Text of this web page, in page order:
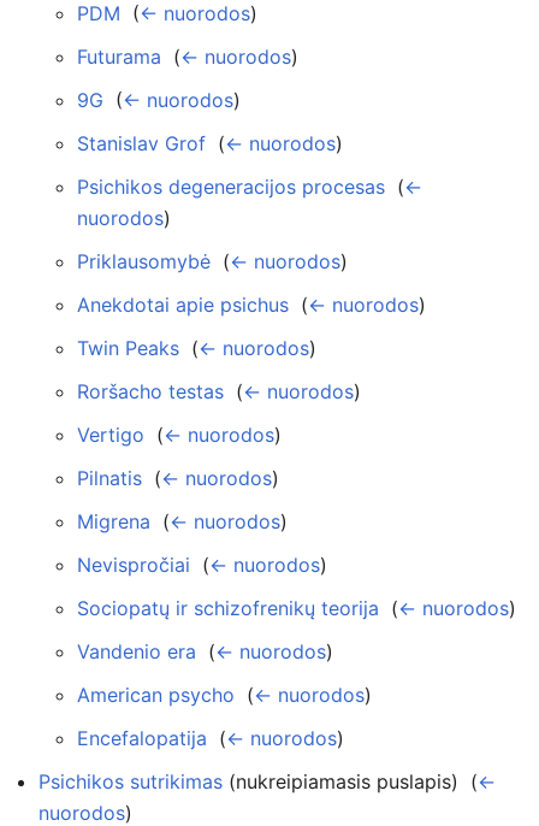
PDM (← nuorodos)
Futurama (← nuorodos)
9G (← nuorodos)
Stanislav Grof (← nuorodos)
Psichikos degeneracijos procesas (←
nuorodos)
Priklausomybė (← nuorodos)
Anekdotai apie psichus (← nuorodos)
Twin Peaks (← nuorodos)
Roršacho testas (← nuorodos)
Vertigo (← nuorodos)
Pilnatis (← nuorodos)
Migrena (← nuorodos)
Nevispročiai (← nuorodos)
Sociopatų ir schizofrenikų teorija (← nuorodos)
Vandenio era (← nuorodos)
American psycho (← nuorodos)
Encefalopatija (← nuorodos)
Psichikos sutrikimas (nukreipiamasis puslapis) ‎ (←
nuorodos)